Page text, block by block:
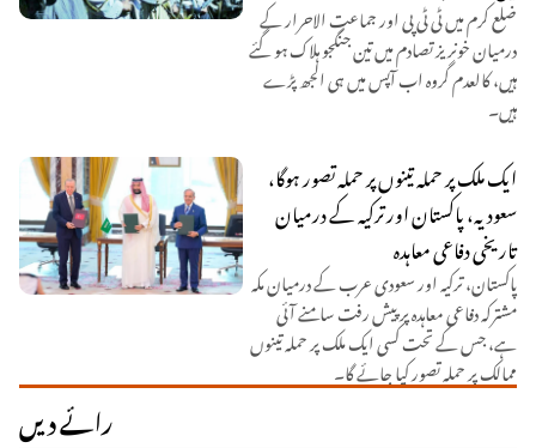
ضلع کرم میں ٹی ٹی پی اور جماعت الاحرار کے
درمیان خونریز تصادم میں تین جنگجو ہلاک ہو گئے
ہیں، کالعدم گروہ اب آپس میں ہی الجھ پڑے
ہیں۔
ایک ملک پر حملہ تینوں پر حملہ تصور ہوگا،
سعودیہ، پاکستان اور ترکیہ کے درمیان
تاریخی دفاعی معاہدہ
پاکستان، ترکیہ اور سعودی عرب کے درمیان مکہ
مشترکہ دفاعی معاہدہ پر پیش رفت سامنے آئی
ہے، جس کے تحت کسی ایک ملک پر حملہ تینوں
ممالک پر حملہ تصور کیا جائے گا۔
رائے دیں